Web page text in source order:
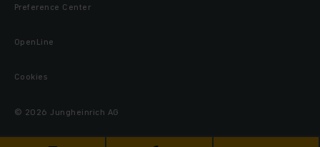
Preference Center
OpenLine
Cookies
© 2026 Jungheinrich AG